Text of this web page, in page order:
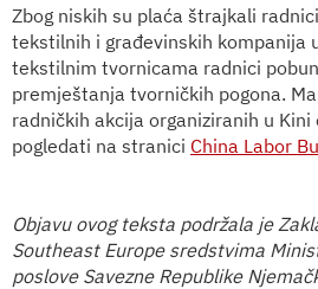
Zbog niskih su plaća štrajkali
tekstilnih i građevinskih kompanija
tekstilnim tvornicama radnici
premještanja tvorničkih pogona.
radničkih akcija organiziranih u
pogledati na stranici China Labor
Objavu ovog teksta podržala je
Southeast Europe sredstvima
poslove Savezne Republike